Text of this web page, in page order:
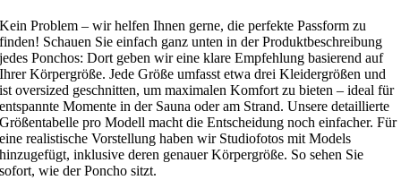
Kein Problem – wir helfen Ihnen gerne, die perfekte Passform zu
finden! Schauen Sie einfach ganz unten in der Produktbeschreibung
jedes Ponchos: Dort geben wir eine klare Empfehlung basierend auf
Ihrer Körpergröße. Jede Größe umfasst etwa drei Kleidergrößen und
ist oversized geschnitten, um maximalen Komfort zu bieten – ideal für
entspannte Momente in der Sauna oder am Strand. Unsere detaillierte
Größentabelle pro Modell macht die Entscheidung noch einfacher. Für
eine realistische Vorstellung haben wir Studiofotos mit Models
hinzugefügt, inklusive deren genauer Körpergröße. So sehen Sie
sofort, wie der Poncho sitzt.